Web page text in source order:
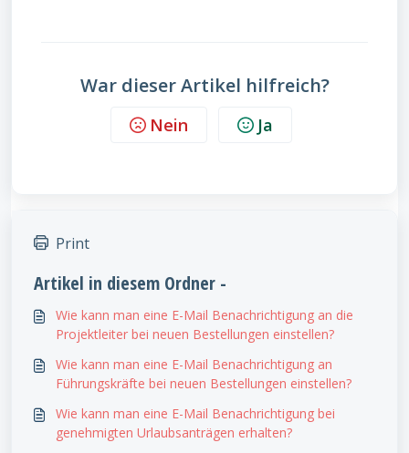
War dieser Artikel hilfreich?
Nein Ja
Print
Artikel in diesem Ordner -
Wie kann man eine E-Mail Benachrichtigung an die
Projektleiter bei neuen Bestellungen einstellen?
Wie kann man eine E-Mail Benachrichtigung an
Führungskräfte bei neuen Bestellungen einstellen?
Wie kann man eine E-Mail Benachrichtigung bei
genehmigten Urlaubsanträgen erhalten?